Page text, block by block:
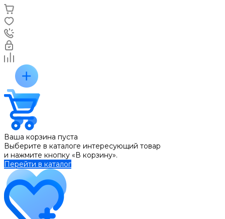
Ваша корзина пуста
Выберите в каталоге интересующий товар
и нажмите кнопку «В корзину».
Перейти в каталог